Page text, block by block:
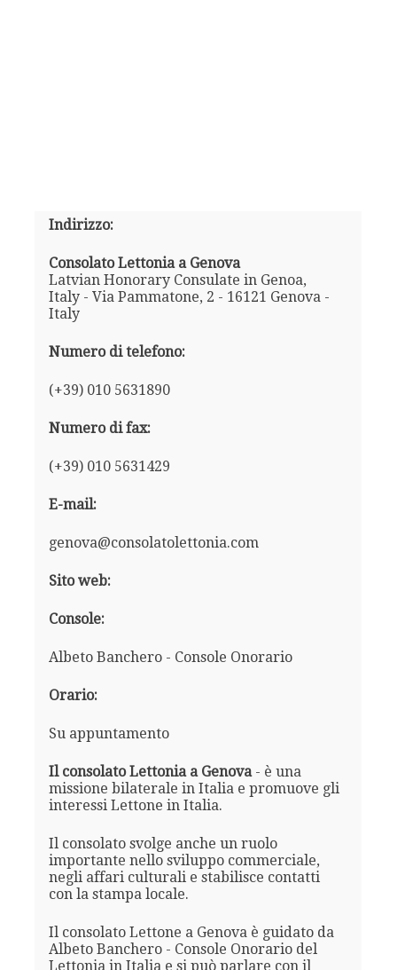
Indirizzo:
Consolato Lettonia a Genova
Latvian Honorary Consulate in Genoa,
Italy - Via Pammatone, 2 - 16121 Genova -
Italy
Numero di telefono:
(+39) 010 5631890
Numero di fax:
(+39) 010 5631429
E-mail:
genova@consolatolettonia.com
Sito web:
Console:
Albeto Banchero - Console Onorario
Orario:
Su appuntamento
Il consolato Lettonia a Genova- è una
missione bilaterale in Italia e promuove gli
interessi Lettone in Italia.
Il consolato svolge anche un ruolo
importante nello sviluppo commerciale,
negli affari culturali e stabilisce contatti
con la stampa locale.
Il consolato Lettone a Genova è guidato da
Albeto Banchero - Console Onorario del
Lettonia in Italia e si può parlare con il